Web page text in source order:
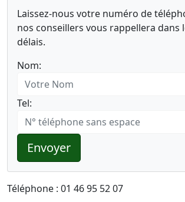
Laissez-nous votre numéro de
nos conseillers vous rappellera dans
délais.
Nom:
Tel:
Envoyer
Téléphone : 01 46 95 52 07